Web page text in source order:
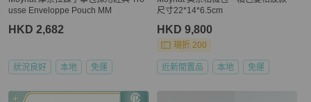
usse Enveloppe Pouch MM
HKD 2,682
狀況良好 本地 免運
尺寸22*14*6.5cm
HKD 9,800
現折 200
近新閒置品 本地 免運